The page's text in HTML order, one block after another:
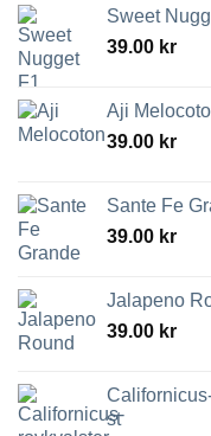
Sweet
39.00 kr
Aji
39.00 kr
Sante Fe
39.00 kr
Jalapeno
39.00 kr
st